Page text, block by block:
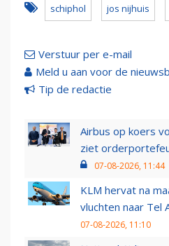
schiphol jos nijhuis
Verstuur per e-mail
Meld u aan voor de
Tip de redactie
Airbus op koers
ziet
07-08-2026, 11:44
KLM hervat na
vluchten naar Tel
07-08-2026, 11:10